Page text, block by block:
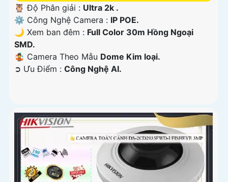
🦉 Độ Phân giải : Ultra 2k .
⚙ Công Nghệ Camera : IP POE.
🌙 Xem ban đêm : Full Color 30m Hồng Ngoại
SMD.
🤹 Camera Theo Mẫu Dome Kim loại.
️➲ Ưu Điểm : Công Nghệ AI.